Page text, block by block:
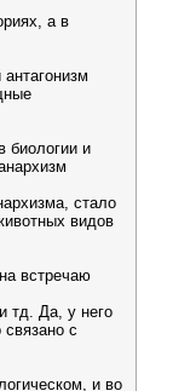
а в
биологии и
стало
видов
встречаю
тд. Да, у него
с
и во